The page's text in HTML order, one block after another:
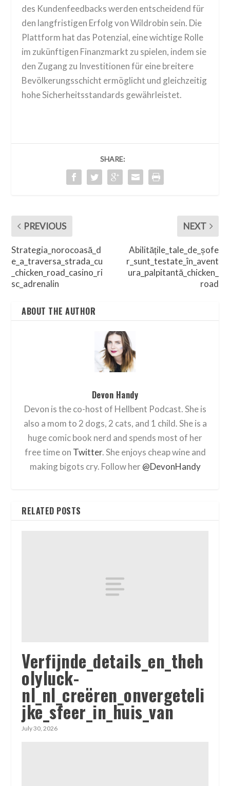
des Kundenfeedbacks werden entscheidend für
den langfristigen Erfolg von Wildrobin sein. Die
Plattform hat das Potenzial, eine wichtige Rolle
im zukünftigen Finanzmarkt zu spielen, indem sie
den Zugang zu Investitionen für eine breitere
Bevölkerungsschicht ermöglicht und gleichzeitig
hohe Sicherheitsstandards gewährleistet.
SHARE:
PREVIOUS
Strategia_norocoasă_d
e_a_traversa_strada_cu
_chicken_road_casino_ri
sc_adrenalin
NEXT
Abilitățile_tale_de_șofe
r_sunt_testate_în_avent
ura_palpitantă_chicken_
road
ABOUT THE AUTHOR
Devon Handy
Devon is the co-host of Hellbent Podcast. She is
also a mom to 2 dogs, 2 cats, and 1 child. She is a
huge comic book nerd and spends most of her
free time on Twitter. She enjoys cheap wine and
making bigots cry. Follow her @DevonHandy
RELATED POSTS
Verfijnde_details_en_theh
olyluck-
nl_nl_creëren_onvergeteli
jke_sfeer_in_huis_van
July 30, 2026